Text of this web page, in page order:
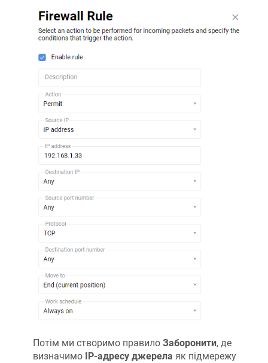
Потім ми створимо правило Заборонити, де
визначимо IP-адресу джерела як підмережу